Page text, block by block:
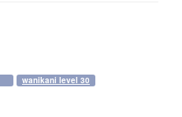
wanikani level 30